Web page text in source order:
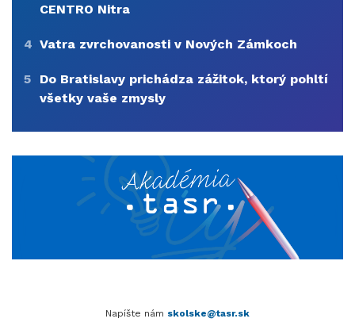
CENTRO Nitra
4 Vatra zvrchovanosti v Nových Zámkoch
5
Do Bratislavy prichádza zážitok, ktorý pohltí
všetky vaše zmysly
Napíšte nám skolske@tasr.sk